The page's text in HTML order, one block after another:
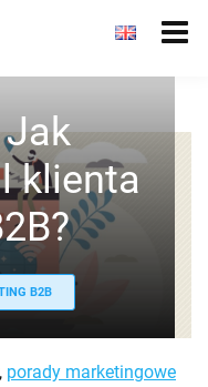
Jak
klienta
B2B
, porady marketingowe